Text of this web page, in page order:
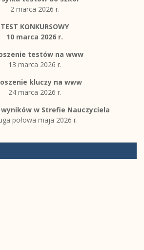
2 marca 2026 r.
TEST KONKURSOWY
10 marca 2026 r.
testów na www
13 marca 2026 r.
kluczy na www
24 marca 2026 r.
wyników w Strefie Nauczyciela
połowa maja 2026 r.